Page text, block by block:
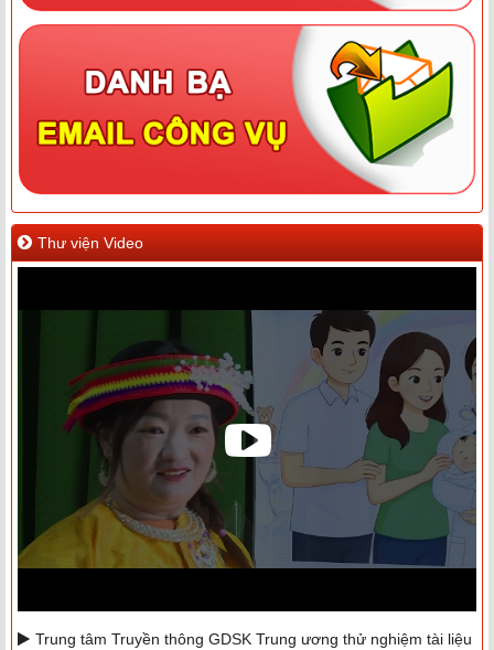
Thư viện Video
Trung tâm Truyền thông GDSK Trung ương thử nghiệm tài liệu